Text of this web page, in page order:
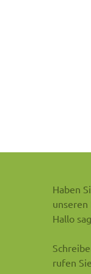
Haben
Hallo
rufen